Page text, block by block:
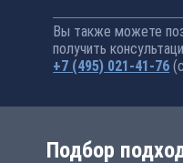
Вы также можете
получить
+7 (495) 021-41-76
Подбор